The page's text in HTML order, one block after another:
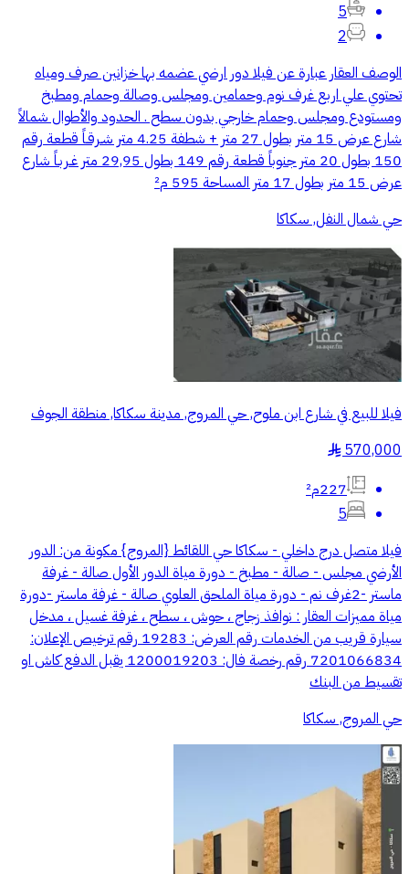
5
2
الوصف العقار عبارة عن فيلا دور ارضي عضمه بها خزانين صرف ومياه
تحتوي علي اربع غرف نوم وحمامين ومجلس وصالة وحمام ومطبخ
ومستودع ومجلس وحمام خارجي بدون سطح . الحدود والأطوال شمالاً
شارع عرض 15 متر بطول 27 متر + شطفة 4.25 متر شـرقـاً قطعة رقم
150 بطول 20 متر جنوباً قطعة رقم 149 بطول 29,95 متر غـربـاً شارع
عرض 15 متر بطول 17 متر المساحة 595 م²
حي شمال النفل, سكاكا
فيلا للبيع في شارع ابن ملوح, حي المروج, مدينة سكاكا, منطقة الجوف
570,000
§
227م²
5
فيلا متصل درج داخلي - سكاكا حي اللقائط {المروج} مكونة من: الدور
الأرضي مجلس - صالة - مطبخ - دورة مياة الدور الأول صالة - غرفة
ماستر -2غرف نم - دورة مياة الملحق العلوي صالة - غرفة ماستر -دورة
مياة مميزات العقار : نوافذ زجاج ، حوش ، سطح ، غرفة غسيل ، مدخل
سيارة قريب من الخدمات رقم العرض: 19283 رقم ترخيص الإعلان:
7201066834 رقم رخصة فال: 1200019203 يقبل الدفع كاش او
تقسيط من البنك
حي المروج, سكاكا